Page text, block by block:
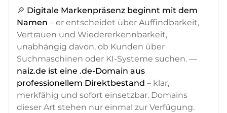
🔎 Digitale Markenpräsenz beginnt mit dem
Namen – er entscheidet über Auffindbarkeit,
Vertrauen und Wiedererkennbarkeit,
unabhängig davon, ob Kunden über
Suchmaschinen oder KI-Systeme suchen. —
naiz.de ist eine .de-Domain aus
professionellem Direktbestand – klar,
merkfähig und sofort einsetzbar. Domains
dieser Art stehen nur einmal zur Verfügung.